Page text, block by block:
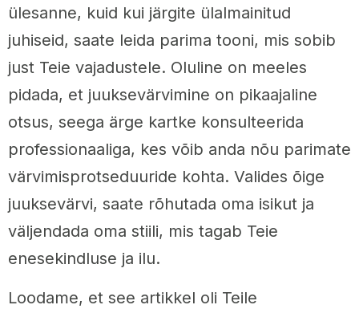
ülesanne, kuid kui järgite ülalmainitud
juhiseid, saate leida parima tooni, mis sobib
just Teie vajadustele. Oluline on meeles
pidada, et juuksevärvimine on pikaajaline
otsus, seega ärge kartke konsulteerida
professionaaliga, kes võib anda nõu parimate
värvimisprotseduuride kohta. Valides õige
juuksevärvi, saate rõhutada oma isikut ja
väljendada oma stiili, mis tagab Teie
enesekindluse ja ilu.
Loodame, et see artikkel oli Teile